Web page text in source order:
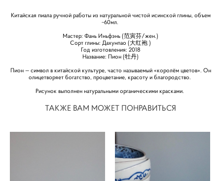
Китайская пиала ручной работы из натуральной чистой исинской глины, объем
~60мл.
Мастер: Фань Иньфэнь (范寅芬/жен.)
Сорт глины: Дахунпао (大红袍 )
Год изготовления: 2018
Название: Пион (牡丹)
Пион — символ в китайской культуре, часто называемый «королём цветов». Он
олицетворяет богатство, процветание, красоту и благородство.
Рисунок выполнен натуральными органическими красками.
ТАКЖЕ ВАМ МОЖЕТ ПОНРАВИТЬСЯ